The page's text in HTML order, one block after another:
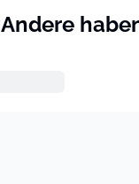
Andere